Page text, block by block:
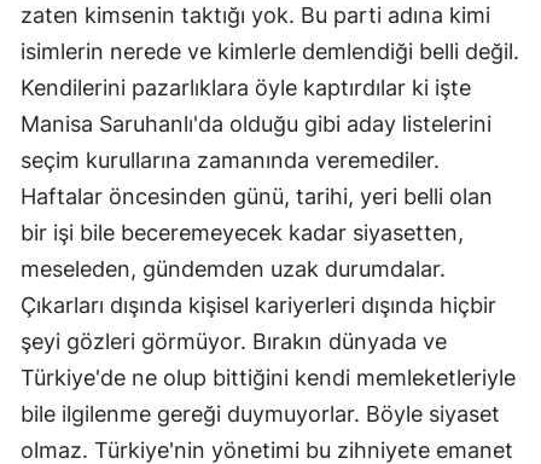
zaten kimsenin taktığı yok. Bu parti adına kimi
isimlerin nerede ve kimlerle demlendiği belli değil.
Kendilerini pazarlıklara öyle kaptırdılar ki işte
Manisa Saruhanlı'da olduğu gibi aday listelerini
seçim kurullarına zamanında veremediler.
Haftalar öncesinden günü, tarihi, yeri belli olan
bir işi bile beceremeyecek kadar siyasetten,
meseleden, gündemden uzak durumdalar.
Çıkarları dışında kişisel kariyerleri dışında hiçbir
şeyi gözleri görmüyor. Bırakın dünyada ve
Türkiye'de ne olup bittiğini kendi memleketleriyle
bile ilgilenme gereği duymuyorlar. Böyle siyaset
olmaz. Türkiye'nin yönetimi bu zihniyete emanet